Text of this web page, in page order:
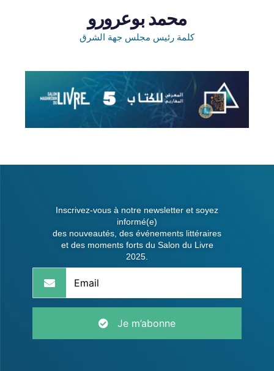
محمد بوعرورو
كلمة رئيس مجلس جهة الشرق
Inscrivez-vous à notre newsletter et soyez
informé(e)
des nouveautés, des événements littéraires
et des moments forts du Salon du Livre
2025.
Je m’abonne